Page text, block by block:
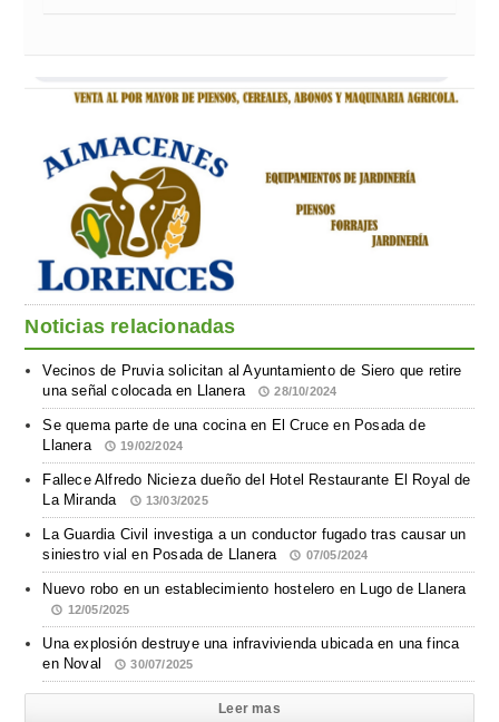
Noticias relacionadas
Vecinos de Pruvia solicitan al Ayuntamiento de Siero que retire
una señal colocada en Llanera
28/10/2024
Se quema parte de una cocina en El Cruce en Posada de
Llanera
19/02/2024
Fallece Alfredo Nicieza dueño del Hotel Restaurante El Royal de
La Miranda
13/03/2025
La Guardia Civil investiga a un conductor fugado tras causar un
siniestro vial en Posada de Llanera
07/05/2024
Nuevo robo en un establecimiento hostelero en Lugo de Llanera
12/05/2025
Una explosión destruye una infravivienda ubicada en una finca
en Noval
30/07/2025
Leer mas